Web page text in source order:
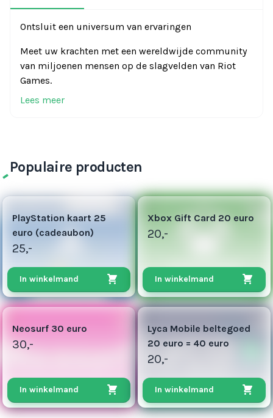
Ontsluit een universum van ervaringen
Meet uw krachten met een wereldwijde community
van miljoenen mensen op de slagvelden van Riot
Games.
Lees meer
Populaire producten
13
PlayStation kaart 25
euro (cadeaubon)
25,-
In winkelmand
10
Xbox Gift Card 20 euro
20,-
In winkelmand
8
Neosurf 30 euro
30,-
In winkelmand
10
Lyca Mobile beltegoed
20 euro = 40 euro
20,-
In winkelmand